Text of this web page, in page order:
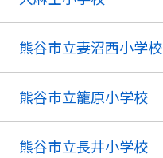
熊谷市立妻沼西小学校
熊谷市立籠原小学校
熊谷市立長井小学校